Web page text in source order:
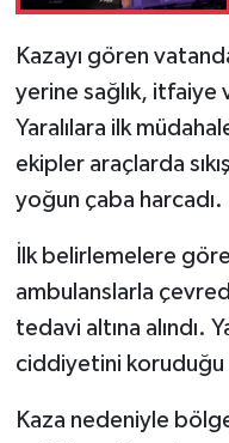
Kazayı gören
yerine sağlık, itfaiye
Yaralılara ilk
ekipler araçlarda
yoğun çaba harcadı.
İlk belirlemelere
ambulanslarla
tedavi altına alındı.
ciddiyetini
Kaza nedeniyle
ÇEK GÖNDER
KİTAP
HEDEF2020
MİZAH
TARİH
Genel